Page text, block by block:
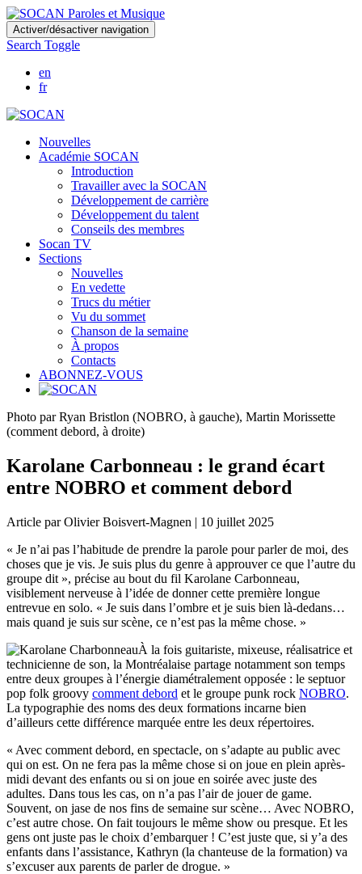
Skip
to
main
content
Activer/désactiver navigation
Search Toggle
en
fr
Nouvelles
Académie SOCAN
Introduction
Travailler avec la SOCAN
Développement de carrière
Développement du talent
Conseils des membres
Socan TV
Sections
Nouvelles
En vedette
Trucs du métier
Vu du sommet
Chanson de la semaine
À propos
Contacts
ABONNEZ-VOUS
Photo par Ryan Bristlon (NOBRO, à gauche), Martin Morissette
(comment debord, à droite)
Karolane Carbonneau : le grand écart
entre NOBRO et comment debord
Article par Olivier Boisvert-Magnen | 10 juillet 2025
« Je n’ai pas l’habitude de prendre la parole pour parler de moi, des
choses que je vis. Je suis plus du genre à approuver ce que l’autre du
groupe dit », précise au bout du fil Karolane Carbonneau,
visiblement nerveuse à l’idée de donner cette première longue
entrevue en solo. « Je suis dans l’ombre et je suis bien là-dedans…
mais quand je suis sur scène, ce n’est pas la même chose. »
À la fois guitariste, mixeuse, réalisatrice et
technicienne de son, la Montréalaise partage notamment son temps
entre deux groupes à l’énergie diamétralement opposée : le septuor
pop folk groovy comment debord et le groupe punk rock NOBRO.
La typographie des noms des deux formations incarne bien
d’ailleurs cette différence marquée entre les deux répertoires.
« Avec comment debord, en spectacle, on s’adapte au public avec
qui on est. On ne fera pas la même chose si on joue en plein après-
midi devant des enfants ou si on joue en soirée avec juste des
adultes. Dans tous les cas, on n’a pas l’air de jouer de game.
Souvent, on jase de nos fins de semaine sur scène… Avec NOBRO,
c’est autre chose. On fait toujours le même show ou presque. Et les
gens ont juste pas le choix d’embarquer ! C’est juste que, si y’a des
enfants dans l’assistance, Kathryn (la chanteuse de la formation) va
s’excuser aux parents de parler de drogue. »